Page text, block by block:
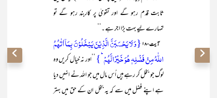
ثابت قدم رہو گے اور تقویٰ پر کاربند رہو گے تو
تمہارے لیے بہت بڑا اجر ہے ۔‘‘
آیت ۱۸۰
{وَ لَا یَحۡسَبَنَّ الَّذِیۡنَ یَبۡخَلُوۡنَ بِمَاۤ اٰتٰہُمُ
اللّٰہُ مِنۡ فَضۡلِہٖ ہُوَ خَیۡرًا لَّہُمۡ ؕ} ’’اور نہ خیال کریں وہ
لوگ جو بخل کر رہے ہیں اُس مال میں جو اللہ نے انہیں دیا
ہے اپنے فضل میں سے کہ یہ بخل ان کے حق میں بہتر